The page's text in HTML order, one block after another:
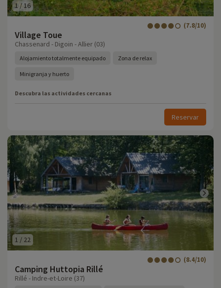
1 /16
Village Toue
(7.8/10)
Chassenard - Digoin - Allier (03)
Alojamiento totalmente equipado Zona de relax
Minigranja y huerto
Descubra las actividades cercanas
Reservar
1 / 22
Camping Huttopia Rillé
(8.4/10)
Rillé - Indre-et-Loire (37)